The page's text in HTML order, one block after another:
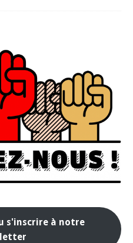
s'inscrire à notre